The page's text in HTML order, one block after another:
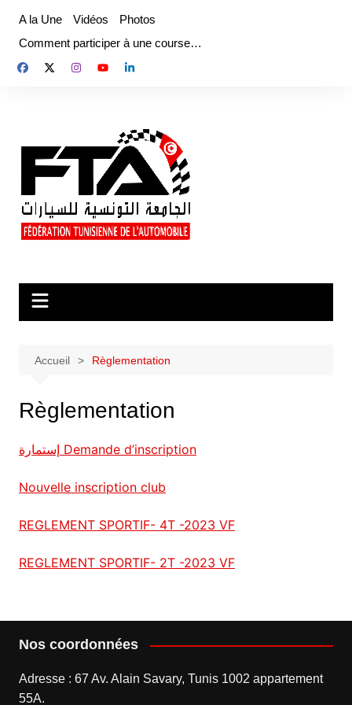
contenu
A la Une Vidéos
Photos
Comment participer à une course…
Accueil Règlementation
Règlementation
إستمارة Demande d’inscription
Nouvelle inscription club
REGLEMENT SPORTIF- 4T -2023 VF
REGLEMENT SPORTIF- 2T -2023 VF
Nos coordonnées
Adresse : 67 Av. Alain Savary, Tunis 1002 appartement
55A.